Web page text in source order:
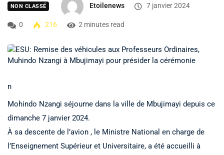
NON CLASSÉ Etoilenews 7 janvier 2024
0 216 2 minutes read
n
Mohindo Nzangi séjourne dans la ville de Mbujimayi depuis ce
dimanche 7 janvier 2024.
À sa descente de l’avion , le Ministre National en charge de
l’Enseignement Supérieur et Universitaire, a été accueilli à